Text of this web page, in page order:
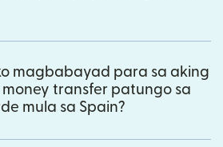
magbabayad para sa aking
money transfer patungo sa
mula sa Spain?